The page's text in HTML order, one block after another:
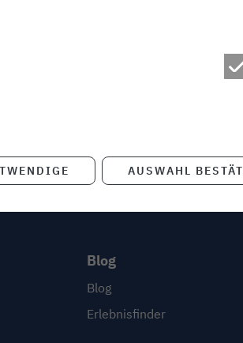
Blog
Blog
Erlebnisfinder
AUSWAHL